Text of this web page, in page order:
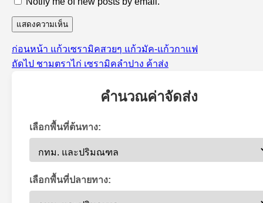
แนะแนว
ก่อนหน้า เรื่อง
ก่อน
แก้วเซรามิคสวยๆ แก้วมัค-แก้วกาแฟ
ถัดไป เรื่อง
ชามตราไก่ เซรามิคลำปาง ค้าส่ง
คำนวณค่าจัดส่ง
เลือกพื้นที่ต้นทาง:
เลือกพื้นที่ปลายทาง: